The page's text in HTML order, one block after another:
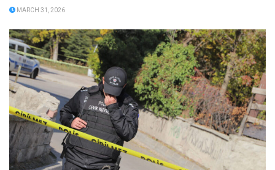
MARCH 31, 2026